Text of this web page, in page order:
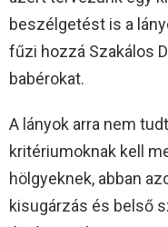
beszélgetést is a
fűzi hozzá Szakálos
babérokat.
A lányok arra nem
kritériumoknak kell
hölgyeknek, abban
kisugárzás és belső